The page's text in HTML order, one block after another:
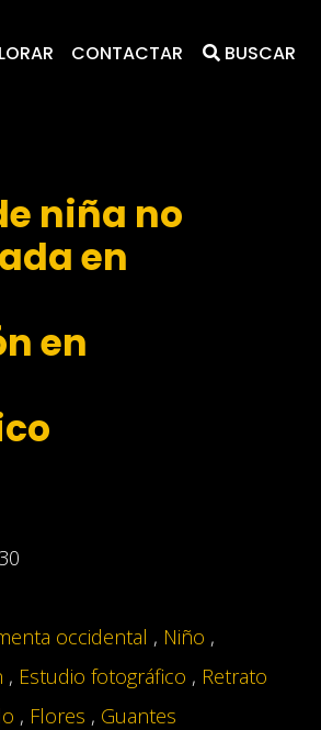
CONTACTAR BUSCAR
niña no
en
en
occidental , Niño ,
, Estudio fotográfico , Retrato
, Flores , Guantes